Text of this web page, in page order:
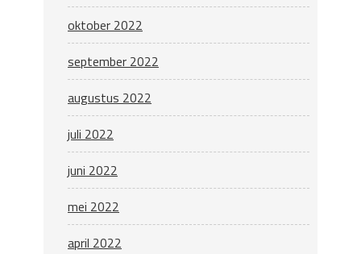
oktober 2022
september 2022
augustus 2022
juli 2022
juni 2022
mei 2022
april 2022